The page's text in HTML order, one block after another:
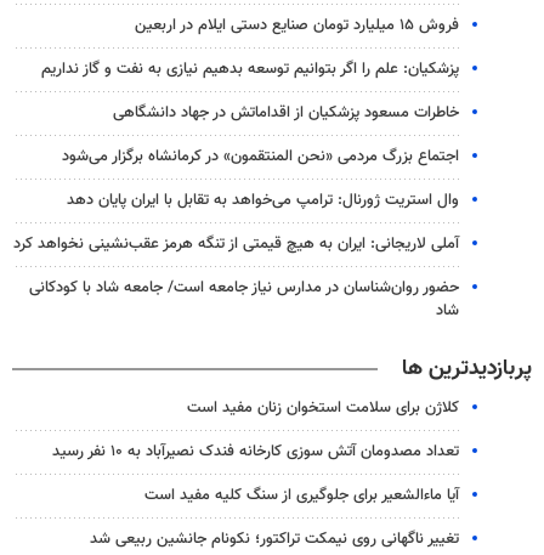
فروش ۱۵ میلیارد تومان صنایع دستی ایلام در اربعین
پزشکیان: علم را اگر بتوانیم توسعه بدهیم نیازی به نفت و گاز نداریم
خاطرات مسعود پزشکیان از اقداماتش در جهاد دانشگاهی
اجتماع بزرگ مردمی «نحن المنتقمون» در کرمانشاه برگزار می‌شود
وال‌ استریت ژورنال: ترامپ می‌خواهد به تقابل با ایران پایان دهد
آملی‌ لاریجانی: ایران به هیچ قیمتی از تنگه هرمز عقب‌نشینی نخواهد کرد
حضور روان‌شناسان در مدارس نیاز جامعه است/ جامعه شاد با کودکانی
شاد
پربازدیدترین ها
کلاژن برای سلامت استخوان زنان مفید است
تعداد مصدومان آتش سوزی کارخانه فندک نصیرآباد به ۱۰ نفر رسید
آیا ماءالشعیر برای جلوگیری از سنگ کلیه مفید است
تغییر ناگهانی روی نیمکت تراکتور؛ نکونام جانشین ربیعی شد